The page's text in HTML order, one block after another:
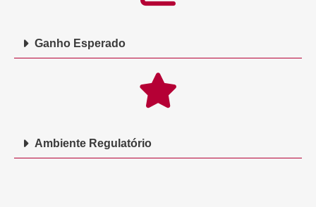
Ganho Esperado
Ambiente Regulatório